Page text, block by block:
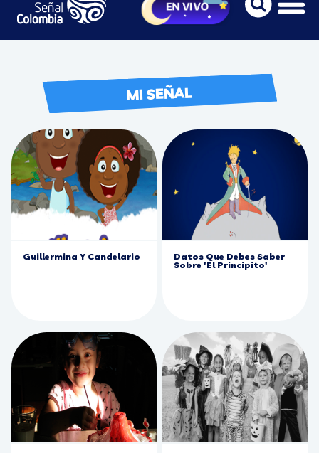
MI SEÑAL
Guillermina Y Candelario
Datos Que Debes Saber
Sobre 'El Principito'